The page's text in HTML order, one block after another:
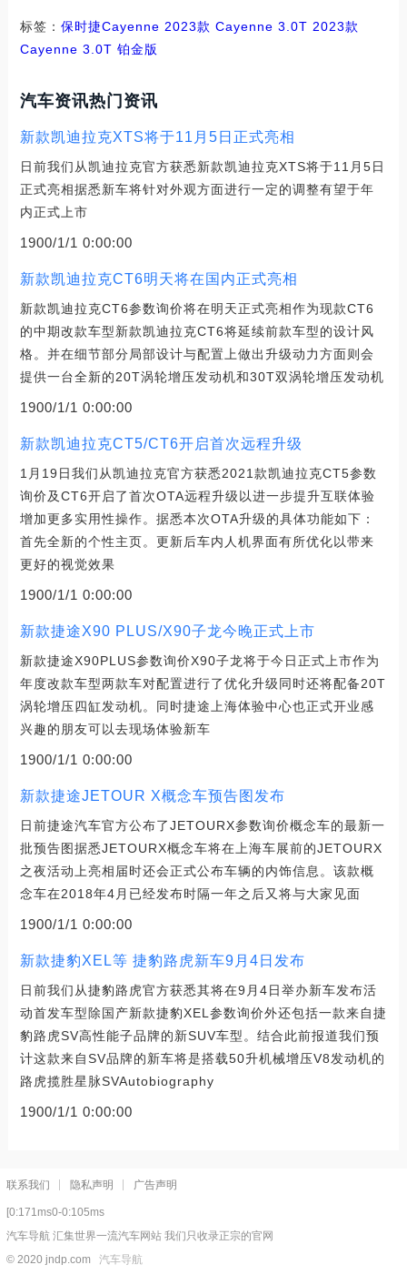
标签： 保时捷Cayenne 2023款 Cayenne 3.0T 2023款
Cayenne 3.0T 铂金版
汽车资讯热门资讯
新款凯迪拉克XTS将于11月5日正式亮相
日前我们从凯迪拉克官方获悉新款凯迪拉克XTS将于11月5日
正式亮相据悉新车将针对外观方面进行一定的调整有望于年
内正式上市
1900/1/1 0:00:00
新款凯迪拉克CT6明天将在国内正式亮相
新款凯迪拉克CT6参数询价将在明天正式亮相作为现款CT6
的中期改款车型新款凯迪拉克CT6将延续前款车型的设计风
格。并在细节部分局部设计与配置上做出升级动力方面则会
提供一台全新的20T涡轮增压发动机和30T双涡轮增压发动机
1900/1/1 0:00:00
新款凯迪拉克CT5/CT6开启首次远程升级
1月19日我们从凯迪拉克官方获悉2021款凯迪拉克CT5参数
询价及CT6开启了首次OTA远程升级以进一步提升互联体验
增加更多实用性操作。据悉本次OTA升级的具体功能如下：
首先全新的个性主页。更新后车内人机界面有所优化以带来
更好的视觉效果
1900/1/1 0:00:00
新款捷途X90 PLUS/X90子龙今晚正式上市
新款捷途X90PLUS参数询价X90子龙将于今日正式上市作为
年度改款车型两款车对配置进行了优化升级同时还将配备20T
涡轮增压四缸发动机。同时捷途上海体验中心也正式开业感
兴趣的朋友可以去现场体验新车
1900/1/1 0:00:00
新款捷途JETOUR X概念车预告图发布
日前捷途汽车官方公布了JETOURX参数询价概念车的最新一
批预告图据悉JETOURX概念车将在上海车展前的JETOURX
之夜活动上亮相届时还会正式公布车辆的内饰信息。该款概
念车在2018年4月已经发布时隔一年之后又将与大家见面
1900/1/1 0:00:00
新款捷豹XEL等 捷豹路虎新车9月4日发布
日前我们从捷豹路虎官方获悉其将在9月4日举办新车发布活
动首发车型除国产新款捷豹XEL参数询价外还包括一款来自捷
豹路虎SV高性能子品牌的新SUV车型。结合此前报道我们预
计这款来自SV品牌的新车将是搭载50升机械增压V8发动机的
路虎揽胜星脉SVAutobiography
1900/1/1 0:00:00
联系我们 隐私声明 广告声明
[0:171ms0-0:105ms
汽车导航 汇集世界一流汽车网站 我们只收录正宗的官网
© 2020 jndp.com 汽车导航